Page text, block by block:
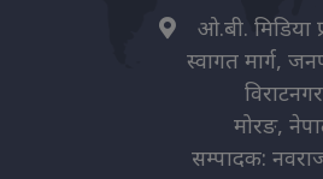
ओ.बी. मिडिया
स्वागत मार्ग,
विराटनगर
मोरङ,
सम्पादक: